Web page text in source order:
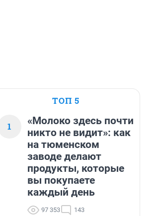
ТОП 5
1
«Молоко здесь почти
никто не видит»: как
на тюменском
заводе делают
продукты, которые
вы покупаете
каждый день
97 353 143